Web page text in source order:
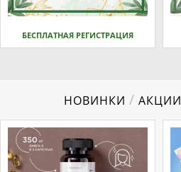
БЕСПЛАТНАЯ РЕГИСТРАЦИЯ
НОВИНКИ / АКЦИИ